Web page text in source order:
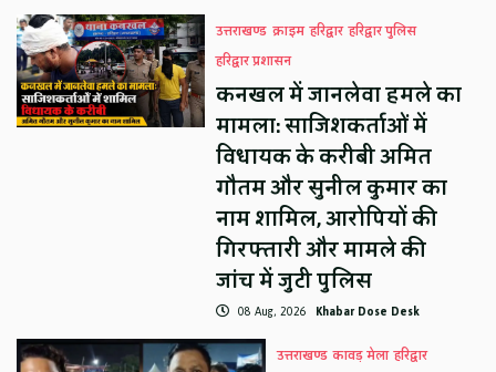
उत्तराखण्ड क्राइम हरिद्वार हरिद्वार पुलिस
हरिद्वार प्रशासन
कनखल में जानलेवा हमले का
मामला: साजिशकर्ताओं में
विधायक के करीबी अमित
गौतम और सुनील कुमार का
नाम शामिल, आरोपियों की
गिरफ्तारी और मामले की
जांच में जुटी पुलिस
08 Aug, 2026 Khabar Dose Desk
उत्तराखण्ड कावड़ मेला हरिद्वार